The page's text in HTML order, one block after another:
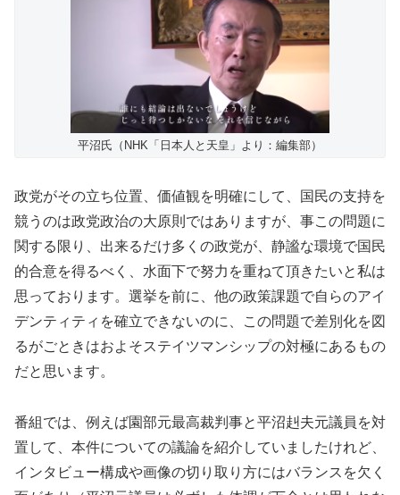
平沼氏（NHK「日本人と天皇」より：編集部）
政党がその立ち位置、価値観を明確にして、国民の支持を
競うのは政党政治の大原則ではありますが、事この問題に
関する限り、出来るだけ多くの政党が、静謐な環境で国民
的合意を得るべく、水面下で努力を重ねて頂きたいと私は
思っております。選挙を前に、他の政策課題で自らのアイ
デンティティを確立できないのに、この問題で差別化を図
るがごときはおよそステイツマンシップの対極にあるもの
だと思います。
番組では、例えば園部元最高裁判事と平沼赳夫元議員を対
置して、本件についての議論を紹介していましたけれど、
インタビュー構成や画像の切り取り方にはバランスを欠く